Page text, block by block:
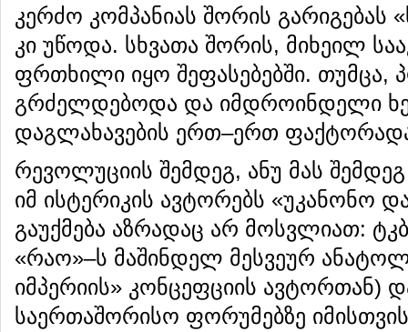
კერძო კომპანიას შორის
კი უწოდა. სხვათა შორის, მიხეილ
ფრთხილი იყო შეფასებებში. თუმცა,
გრძელდებოდა და იმდროინდელი
დაგლახავების ერთ–ერთ
რევოლუციის შემდეგ, ანუ მას
იმ ისტერიკის ავტორებს «უკანონო
გაუქმება აზრადაც არ მოსვლიათ:
«რაო»–ს მაშინდელ მესვეურ
იმპერიის» კონცეფციის ავტორთან)
საერთაშორისო ფორუმებზე